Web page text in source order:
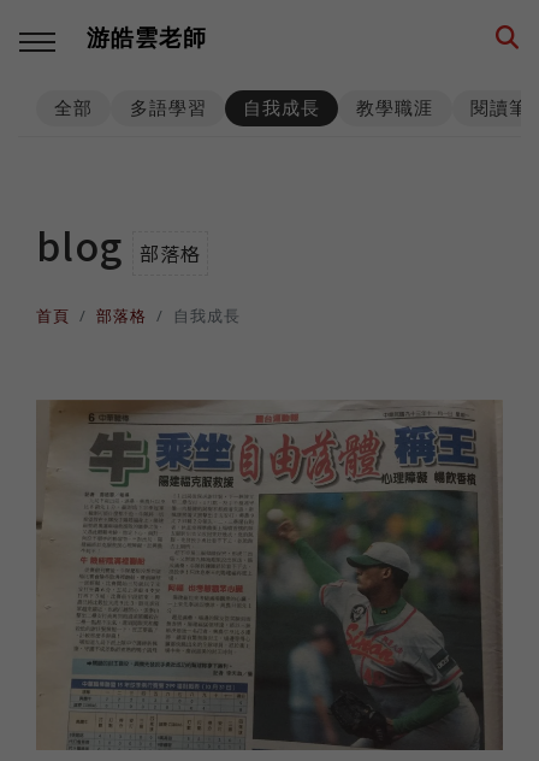
游皓雲老師
回主選單
學習方法
西班牙語
數位工具
英語
法語
日語
外國人學中文
回主選單
海外工作
高效生產
人生規劃
專業精進
職場倫理
回主選單
師生互動
工具資源
課程設計
思維升級
回主選單
品牌建立
事業經營
思考模式
從零到一
回主選單
異國文化
各國遊記
深度充電
異國美食
回主選單
養狗經
身心健康
階段里程
異國婚姻
棒球魂
全部 多語學習 自我成長 教學職涯 閱讀筆
blog 部落格
首頁 部落格 自我成長